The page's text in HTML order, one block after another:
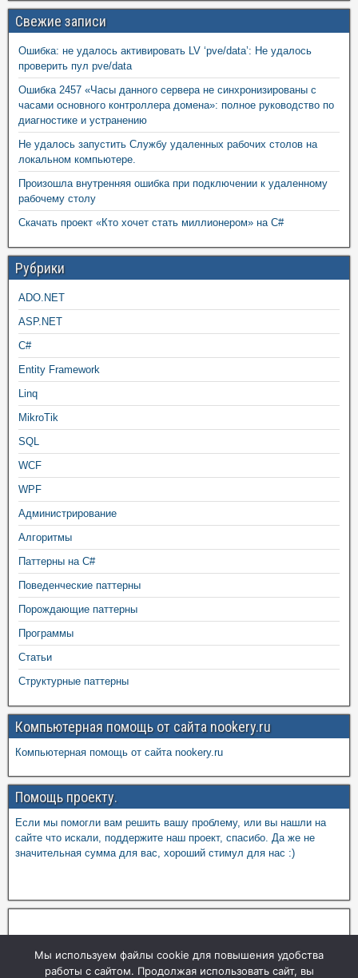
Свежие записи
Ошибка: не удалось активировать LV ‘pve/data’: Не удалось
проверить пул pve/data
Ошибка 2457 «Часы данного сервера не синхронизированы с
часами основного контроллера домена»: полное руководство по
диагностике и устранению
Не удалось запустить Службу удаленных рабочих столов на
локальном компьютере.
Произошла внутренняя ошибка при подключении к удаленному
рабочему столу
Скачать проект «Кто хочет стать миллионером» на C#
Рубрики
ADO.NET
ASP.NET
C#
Entity Framework
Linq
MikroTik
SQL
WCF
WPF
Администрирование
Алгоритмы
Паттерны на C#
Поведенческие паттерны
Порождающие паттерны
Программы
Статьи
Структурные паттерны
Компьютерная помощь от сайта nookery.ru
Компьютерная помощь от сайта nookery.ru
Помощь проекту.
Если мы помогли вам решить вашу проблему, или вы нашли на
сайте что искали, поддержите наш проект, спасибо. Да же не
значительная сумма для вас, хороший стимул для нас :)
Мы используем файлы cookie для повышения удобства
работы с сайтом. Продолжая использовать сайт, вы